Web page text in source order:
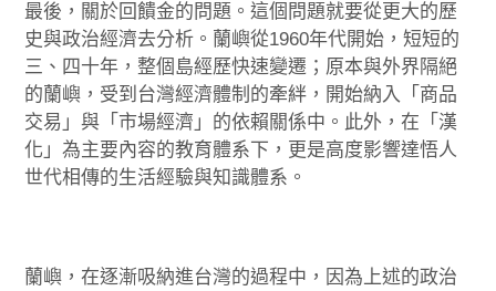
最後，關於回饋金的問題。這個問題就要從更大的歷
史與政治經濟去分析。蘭嶼從1960年代開始，短短的
三、四十年，整個島經歷快速變遷；原本與外界隔絕
的蘭嶼，受到台灣經濟體制的牽絆，開始納入「商品
交易」與「市場經濟」的依賴關係中。此外，在「漢
化」為主要內容的教育體系下，更是高度影響達悟人
世代相傳的生活經驗與知識體系。
蘭嶼，在逐漸吸納進台灣的過程中，因為上述的政治